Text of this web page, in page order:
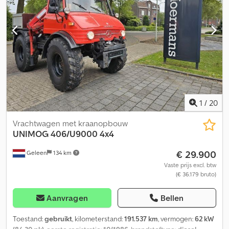
Totalgewicht:5.800 Kg., Leergewicht:4.800 Kg.Nutzlast:800 Kg.
Kran: HMF 353 K2 Baujahr:1989 Capacität:1.85 Mtr.:1.475 Kg.-3.27
Mtr.:840 Kg.-4.52 Mtr.:590 Kg.-5.75 Mtr.:465 Kg. Hydraulische
Seilwinde PTO Mit Öllanschlusse Fuer Kehrbesen Und
Schneepflug Cjdpfotrb Iqsx Aigjrf 1xAnnhänger und 1x Kugel
Kupllung Fahrzeug Ist In Tadenlosen Zustand Videos Zu sehen
Auf Irrtümer / Schreibfehler und Zwischenverkauf Vorbehalten
1 / 20
Geleen 134 km
Vrachtwagen met kraanopbouw
UNIMOG406/U9000 4x4
€ 29.900
Vaste prijs excl. btw
(€ 36.179 bruto)
Aanvragen Bellen
Toestand:gebruikt, kilometerstand:191.537 km, vermogen:62 kW